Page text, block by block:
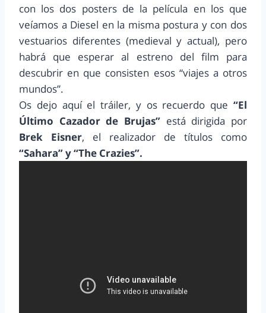
con los dos posters de la película en los que
veíamos a Diesel en la misma postura y con dos
vestuarios diferentes (medieval y actual), pero
habrá que esperar al estreno del film para
descubrir en que consisten esos “viajes a otros
mundos”.
Os dejo aquí el tráiler, y os recuerdo que “El
Último Cazador de Brujas” está dirigida por
Brek Eisner, el realizador de títulos como
“Sahara” y “The Crazies”.